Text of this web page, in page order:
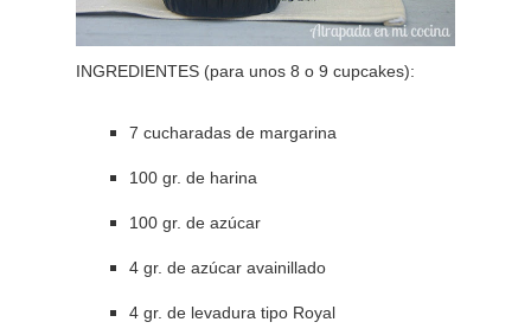
INGREDIENTES (para unos 8 o 9 cupcakes):
7 cucharadas de margarina
100 gr. de harina
100 gr. de azúcar
4 gr. de azúcar avainillado
4 gr. de levadura tipo Royal